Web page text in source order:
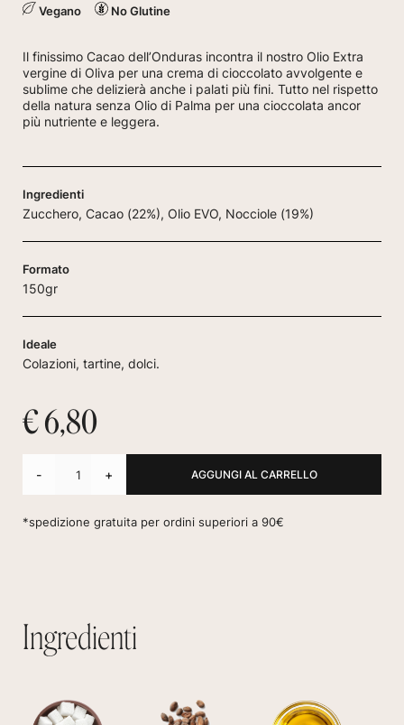
Vegano No Glutine
Il finissimo Cacao dell’Onduras incontra il nostro Olio Extra
vergine di Oliva per una crema di cioccolato avvolgente e
sublime che delizierà anche i palati più fini. Tutto nel rispetto
della natura senza Olio di Palma per una cioccolata ancor
più nutriente e leggera.
Ingredienti
Zucchero, Cacao (22%), Olio EVO, Nocciole (19%)
Formato
150gr
Ideale
Colazioni, tartine, dolci.
€ 6,80
- +
*spedizione gratuita per ordini superiori a 90€
Ingredienti